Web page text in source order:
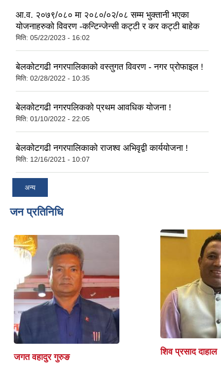
आ.व. २०७९/०८० मा २०८०/०२/०८ सम्म भुक्तानी भएका
योजनाहरुको विवरण -कन्टिन्जेन्सी कट्टी र कर कट्टी बाहेक
मिति: 05/22/2023 - 16:02
बेलकोटगढी नगरपालिकाको वस्तुगत विवरण - नगर प्रोफाइल !
मिति: 02/28/2022 - 10:35
बेलकोटगढी नगरपलिकको प्रथम आवधिक योजना !
मिति: 01/10/2022 - 22:05
बेलकोटगढी नगरपालिकाको राजश्व अभिवृद्वी कार्ययोजना !
मिति: 12/16/2021 - 10:07
अन्य
जन प्रतिनिधि
जगत वहादुर गुरुङ
शिव प्रसाद दाहाल